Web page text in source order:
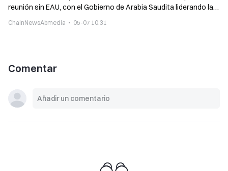
reunión sin EAU, con el Gobierno de Arabia Saudita liderando la
ChainNewsAbmedia 05-07 10:31
Comentar